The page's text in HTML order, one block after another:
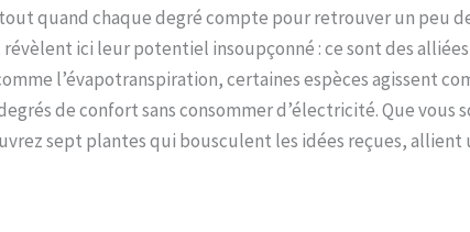
quand chaque degré compte pour retrouver un peu
ici leur potentiel insoupçonné : ce sont des
l’évapotranspiration, certaines espèces agissent
de confort sans consommer d’électricité. Que
sept plantes qui bousculent les idées reçues,